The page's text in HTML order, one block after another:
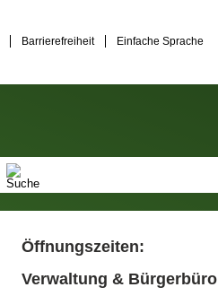
Barrierefreiheit Einfache Sprache
Öffnungszeiten:
Verwaltung & Bürgerbüro